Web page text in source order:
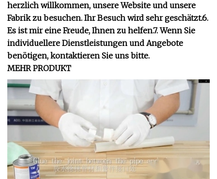
herzlich willkommen, unsere Website und unsere
Fabrik zu besuchen. Ihr Besuch wird sehr geschätzt.6.
Es ist mir eine Freude, Ihnen zu helfen.7. Wenn Sie
individuellere Dienstleistungen und Angebote
benötigen, kontaktieren Sie uns bitte.
MEHR PRODUKT